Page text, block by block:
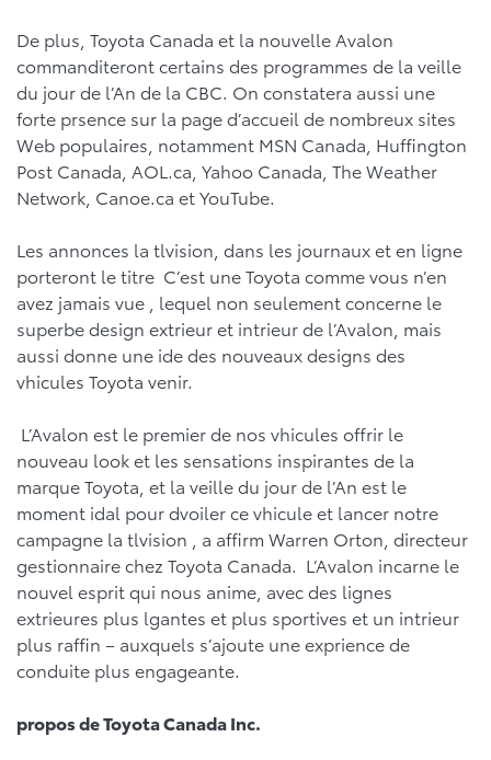
De plus, Toyota Canada et la nouvelle Avalon
commanditeront certains des programmes de la veille
du jour de l’An de la CBC. On constatera aussi une
forte prsence sur la page d’accueil de nombreux sites
Web populaires, notamment MSN Canada, Huffington
Post Canada, AOL.ca, Yahoo Canada, The Weather
Network, Canoe.ca et YouTube.
Les annonces la tlvision, dans les journaux et en ligne
porteront le titre C’est une Toyota comme vous n’en
avez jamais vue , lequel non seulement concerne le
superbe design extrieur et intrieur de l’Avalon, mais
aussi donne une ide des nouveaux designs des
vhicules Toyota venir.
L’Avalon est le premier de nos vhicules offrir le
nouveau look et les sensations inspirantes de la
marque Toyota, et la veille du jour de l’An est le
moment idal pour dvoiler ce vhicule et lancer notre
campagne la tlvision , a affirm Warren Orton, directeur
gestionnaire chez Toyota Canada. L’Avalon incarne le
nouvel esprit qui nous anime, avec des lignes
extrieures plus lgantes et plus sportives et un intrieur
plus raffin – auxquels s’ajoute une exprience de
conduite plus engageante.
propos de Toyota Canada Inc.